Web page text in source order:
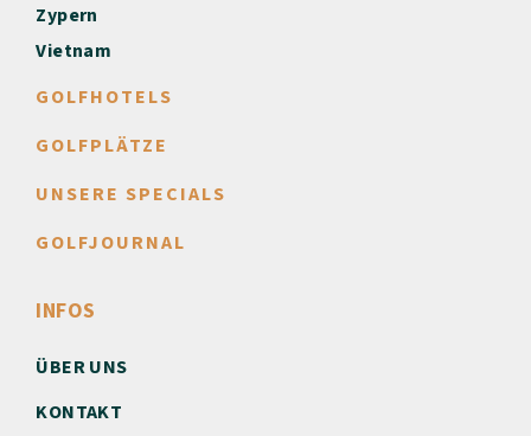
Zypern
Vietnam
GOLFHOTELS
GOLFPLÄTZE
UNSERE SPECIALS
GOLFJOURNAL
INFOS
ÜBER UNS
KONTAKT